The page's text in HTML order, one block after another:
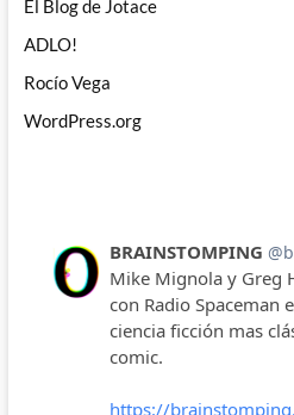
El Blog de Jotace
ADLO!
Rocío Vega
WordPress.org